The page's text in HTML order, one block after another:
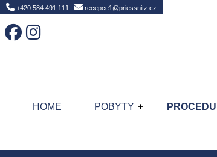
Home+420 584 491 111 recepce1@priessnitz.cz
HOME POBYTY